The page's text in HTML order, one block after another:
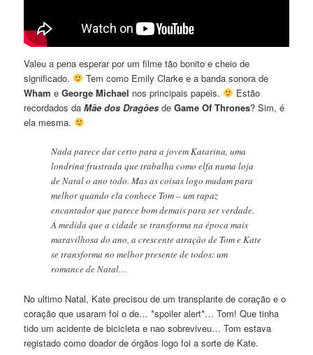
Valeu a pena esperar por um filme tão bonito e cheio de
significado.
Tem como Emily Clarke e a banda sonora de
Wham eGeorge Michael nos principais papeis.
Estão
recordados daMãe dos Dragões deGame Of Thrones? Sim, é
ela mesma.
Nada parece dar certo para a jovem Katarina, uma
londrina frustrada que trabalha como elfa numa loja
de Natal o ano todo. Mas as coisas logo mudam para
melhor quando ela conhece Tom – um rapaz
encantador que parece bom demais para ser verdade.
À medida que a cidade se transforma na época mais
maravilhosa do ano, a crescente atração de Tom e Kate
se transforma no melhor presente de todos: um
romance de Natal…
No ultimo Natal, Kate precisou de um transplante de coração e o
coração que usaram foi o de… *spoiler alert*… Tom! Que tinha
tido um acidente de bicicleta e nao sobreviveu… Tom estava
registado como doador de órgãos logo foi a sorte de Kate.